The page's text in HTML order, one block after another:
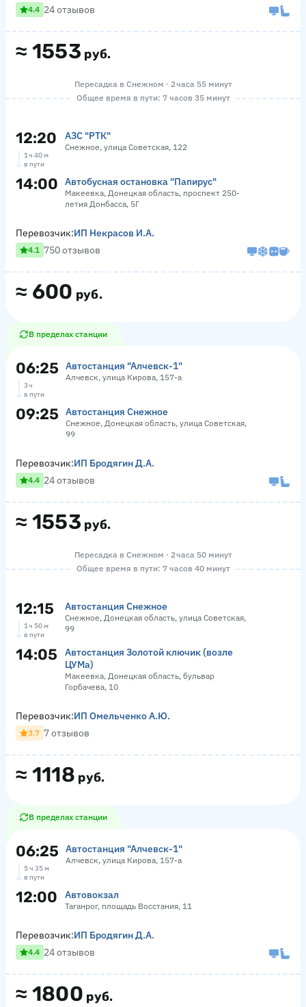
≈ 1553 руб.
4.4 24 отзывов
Пересадка в Снежном · 2 часа 55 минут
Общее время в пути: 7 часов 35 минут
12:20 АЗС "РТК"
Снежное, улица Советская, 122
1 ч 40 м
в пути
14:00 Автобусная остановка "Папирус"
Макеевка, Донецкая область, проспект 250-
летия Донбасса, 5Г
≈ 600 руб.
Перевозчик:ИП Некрасов И.А.
4.1 750 отзывов
В пределах станции
06:25 Автостанция "Алчевск-1"
Алчевск, улица Кирова, 157-а
3 ч
в пути
09:25 Автостанция Снежное
Снежное, Донецкая область, улица Советская,
99
≈ 1553 руб.
Перевозчик:ИП Бродягин Д.А.
4.4 24 отзывов
Пересадка в Снежном · 2 часа 50 минут
Общее время в пути: 7 часов 40 минут
12:15 Автостанция Снежное
Снежное, Донецкая область, улица Советская,
99
1 ч 50 м
в пути
14:05
Автостанция Золотой ключик (возле
ЦУМа)
Макеевка, Донецкая область, бульвар
Горбачева, 10
≈ 1118 руб.
Перевозчик:ИП Омельченко А.Ю.
3.7 7 отзывов
В пределах станции
06:25 Автостанция "Алчевск-1"
Алчевск, улица Кирова, 157-а
5 ч 35 м
в пути
12:00 Автовокзал
Таганрог, площадь Восстания, 11
≈ 1800 руб.
Перевозчик:ИП Бродягин Д.А.
4.4 24 отзывов